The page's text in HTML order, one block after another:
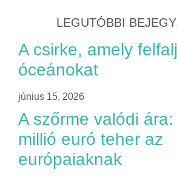
LEGUTÓBBI
A csirke, amely
óceánokat
június 15, 2026
A szőrme valódi
millió euró teher az
európaiaknak